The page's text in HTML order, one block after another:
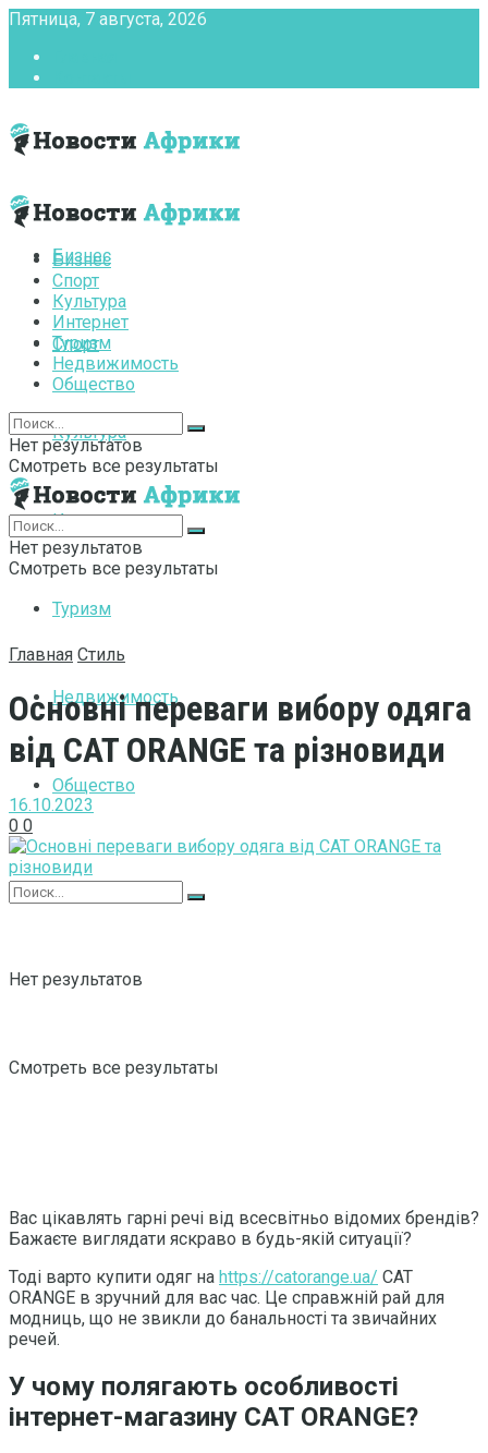
Пятница, 7 августа, 2026
Бизнес
Спорт
Культура
Интернет
Туризм
Недвижимость
Общество
Нет результатов
Смотреть все результаты
Бизнес
Спорт
Культура
Интернет
Туризм
Недвижимость
Общество
Нет результатов
Смотреть все результаты
Нет результатов
Смотреть все результаты
Главная Стиль
Основні переваги вибору одяга
від CAT ORANGE та різновиди
16.10.2023
0 0
Вас цікавлять гарні речі від всесвітньо відомих брендів?
Бажаєте виглядати яскраво в будь-якій ситуації?
Тоді варто купити одяг на https://catorange.ua/ CAT
ORANGE в зручний для вас час. Це справжній рай для
модниць, що не звикли до банальності та звичайних
речей.
У чому полягають особливості
інтернет-магазину CAT ORANGE?